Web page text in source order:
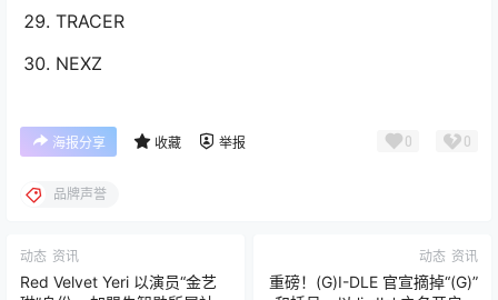
TRACER
NEXZ
海报分享 收藏 举报 0 0
品牌声誉
动态 资讯
Red Velvet Yeri 以演员“金艺
动态 资讯
重磅！(G)I-DLE 官宣摘掉“(G)”